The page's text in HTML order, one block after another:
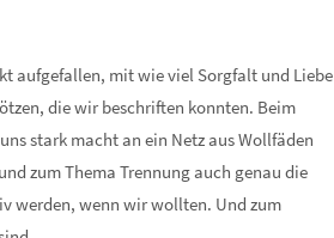
aufgefallen, mit wie viel Sorgfalt und Liebe
die wir beschriften konnten. Beim
stark macht an ein Netz aus Wollfäden
zum Thema Trennung auch genau die
werden, wenn wir wollten. Und zum